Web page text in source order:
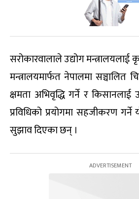
सरोकारवालाले उद्योग मन्त्रालयलाई
मन्त्रालयमार्फत नेपालमा सञ्चालित
क्षमता अभिवृद्धि गर्ने र
प्रविधिको प्रयोगमा सहजीकरण गर्ने
सुझाव दिएका छन् ।